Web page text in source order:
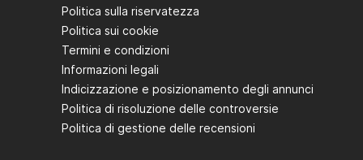
Politica sulla riservatezza
Politica sui cookie
Termini e condizioni
Informazioni legali
Indicizzazione e posizionamento degli annunci
Politica di risoluzione delle controversie
Politica di gestione delle recensioni